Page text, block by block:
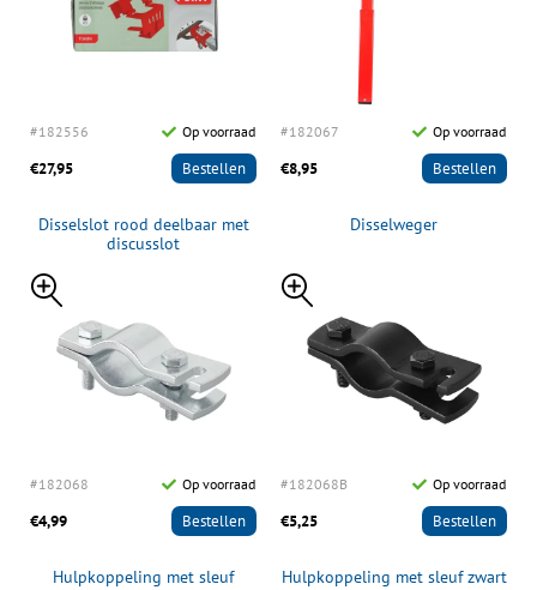
#182556 Op voorraad
€27,95 Bestellen
Disselslot rood deelbaar met
discusslot
#182067 Op voorraad
€8,95 Bestellen
Disselweger
#182068 Op voorraad
€4,99 Bestellen
Hulpkoppeling met sleuf
#182068B Op voorraad
€5,25 Bestellen
Hulpkoppeling met sleuf zwart